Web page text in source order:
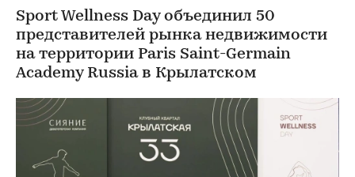
Sport Wellness Day объединил 50
представителей рынка недвижимости
на территории Paris Saint-Germain
Academy Russia в Крылатском